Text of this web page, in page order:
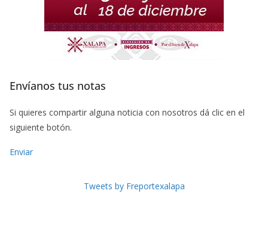
Envíanos tus notas
Si quieres compartir alguna noticia con nosotros dá clic en el
siguiente botón.
Enviar
Tweets by Freportexalapa